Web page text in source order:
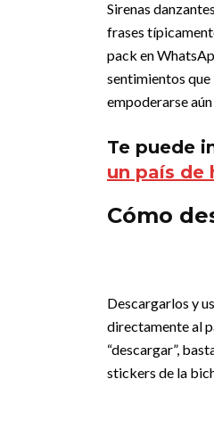
Sirenas
frases
pack en
sentimientos que
empoderarse
Te puede
un país de
Cómo
Descargarlos y
directamente al
“descargar”,
stickers de la